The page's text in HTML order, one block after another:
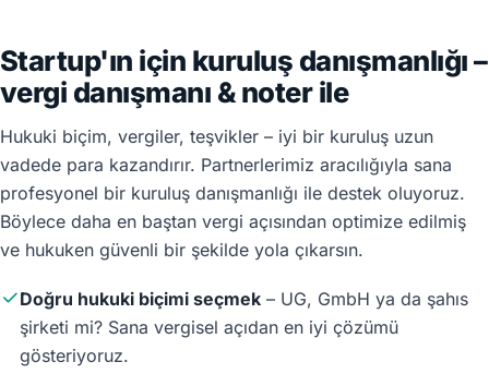
Startup'ın için kuruluş danışmanlığı –
vergi danışmanı & noter ile
Hukuki biçim, vergiler, teşvikler – iyi bir kuruluş uzun
vadede para kazandırır. Partnerlerimiz aracılığıyla sana
profesyonel bir kuruluş danışmanlığı ile destek oluyoruz.
Böylece daha en baştan vergi açısından optimize edilmiş
ve hukuken güvenli bir şekilde yola çıkarsın.
Doğru hukuki biçimi seçmek – UG, GmbH ya da şahıs
şirketi mi? Sana vergisel açıdan en iyi çözümü
gösteriyoruz.